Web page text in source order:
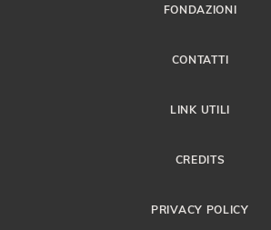
FONDAZIONI
CONTATTI
LINK UTILI
CREDITS
PRIVACY POLICY